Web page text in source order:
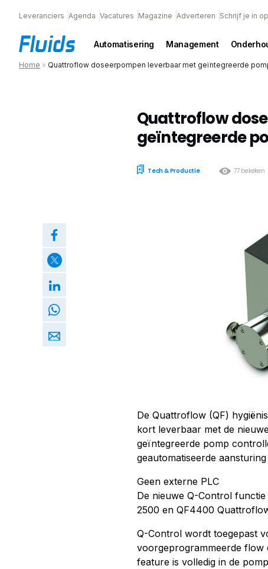
Leveranciers Agenda Vacatures Magazine Adverteren Schrijf je in
Automatisering Management
Home » Quattroflow doseerpompen leverbaar met geïntegreerde
Quattroflow
geïntegreerde
Tech & Productie 77 bekeken
De Quattroflow (QF)
kort leverbaar met de
geïntegreerde pomp
geautomatiseerde
Geen externe PLC
De nieuwe Q-Control functie
2500 en QF4400
Q-Control wordt toegepast
voorgeprogrammeerde flow
feature is volledig in de